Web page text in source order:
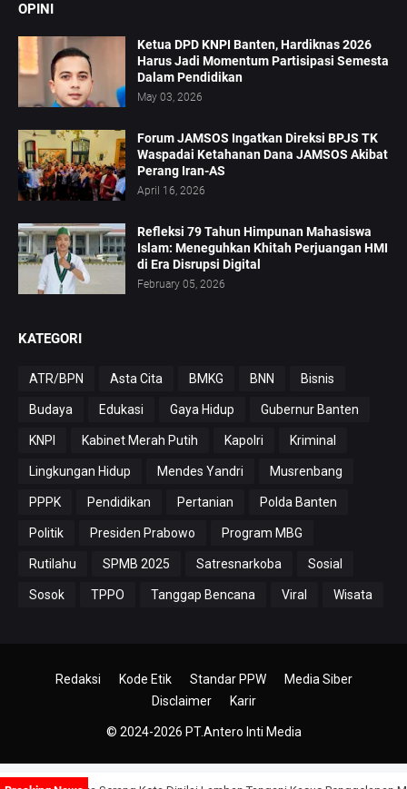
OPINI
Ketua DPD KNPI Banten, Hardiknas 2026
Harus Jadi Momentum Partisipasi Semesta
Dalam Pendidikan
May 03, 2026
Forum JAMSOS Ingatkan Direksi BPJS TK
Waspadai Ketahanan Dana JAMSOS Akibat
Perang Iran-AS
April 16, 2026
Refleksi 79 Tahun Himpunan Mahasiswa
Islam: Meneguhkan Khitah Perjuangan HMI
di Era Disrupsi Digital
February 05, 2026
KATEGORI
ATR/BPN Asta Cita BMKG BNN Bisnis
Budaya Edukasi Gaya Hidup Gubernur Banten
KNPI Kabinet Merah Putih Kapolri Kriminal
Lingkungan Hidup Mendes Yandri Musrenbang
PPPK Pendidikan Pertanian Polda Banten
Politik Presiden Prabowo Program MBG
Rutilahu SPMB 2025 Satresnarkoba Sosial
Sosok TPPO Tanggap Bencana Viral Wisata
© 2024-2026 PT.Antero Inti Media
Redaksi Kode Etik Standar PPW
Media Siber
Disclaimer
Karir